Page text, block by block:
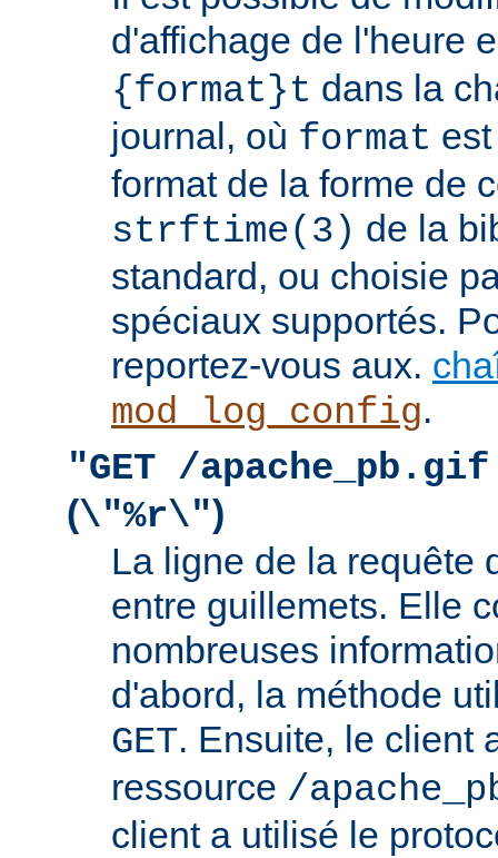
d'affichage de l'heure
{format}t dans la
journal, où format
format de la forme de
strftime(3) de la
standard, ou choisie
spéciaux supportés.
reportez-vous aux.
mod_log_config.
"GET /
(\"%r\")
La ligne de la requête
entre guillemets. Elle
nombreuses
d'abord, la méthode
GET. Ensuite, le client
ressource /
client a utilisé le